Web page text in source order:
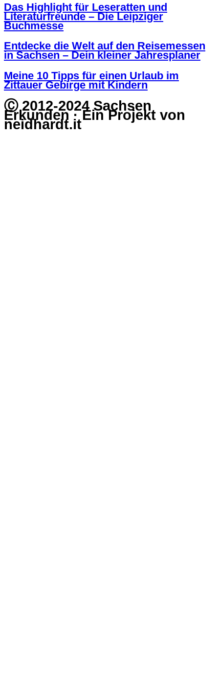
Das Highlight für Leseratten und
Literaturfreunde – Die Leipziger
Buchmesse
Entdecke die Welt auf den Reisemessen
in Sachsen – Dein kleiner Jahresplaner
Meine 10 Tipps für einen Urlaub im
Zittauer Gebirge mit Kindern
Ⓒ 2012-2024 Sachsen
Erkunden · Ein Projekt von
neidhardt.it